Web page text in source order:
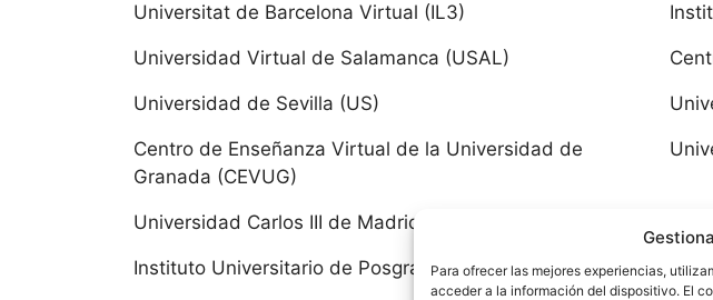
Para ofrecer las mejores experiencias,
acceder a la información del dispositivo. El
Universidad de Córdoba
Universidad de Huelva
Universidad Internacional de
Universidad de Jaén
Universitat de Barcelona Virtual (IL3)
Universidad Virtual de Salamanca (USAL)
Universidad de Sevilla (US)
Centro de Enseñanza Virtual de la Universidad de
Granada (CEVUG)
Universidad Carlos III de Madrid
Instituto Universitario de Posgrado (IUP)